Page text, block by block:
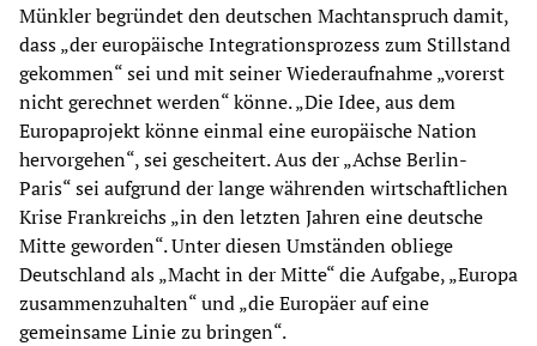
Münkler begründet den deutschen Machtanspruch damit,
dass „der europäische Integrationsprozess zum Stillstand
gekommen“ sei und mit seiner Wiederaufnahme „vorerst
nicht gerechnet werden“ könne. „Die Idee, aus dem
Europaprojekt könne einmal eine europäische Nation
hervorgehen“, sei gescheitert. Aus der „Achse Berlin-
Paris“ sei aufgrund der lange währenden wirtschaftlichen
Krise Frankreichs „in den letzten Jahren eine deutsche
Mitte geworden“. Unter diesen Umständen obliege
Deutschland als „Macht in der Mitte“ die Aufgabe, „Europa
zusammenzuhalten“ und „die Europäer auf eine
gemeinsame Linie zu bringen“.